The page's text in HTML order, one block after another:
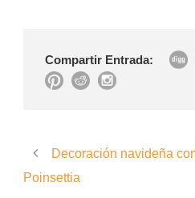
Compartir Entrada:
Decoración navideña
Poinsettia